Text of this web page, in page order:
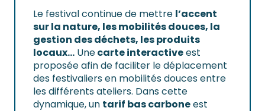
Le festival continue de mettre l’accent
sur la nature, les mobilités douces, la
gestion des déchets, les produits
locaux… Unecarte interactiveest
proposée afin de faciliter le déplacement
des festivaliers en mobilités douces entre
les différents ateliers. Dans cette
dynamique, un tarif bas carboneest